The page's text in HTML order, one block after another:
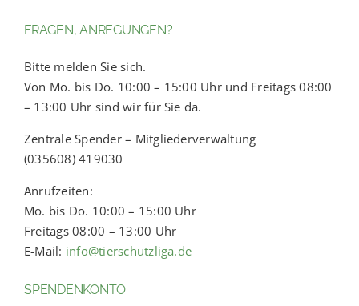
FRAGEN, ANREGUNGEN?
Bitte melden Sie sich.
Von Mo. bis Do. 10:00 – 15:00 Uhr und Freitags 08:00
– 13:00 Uhr sind wir für Sie da.
Zentrale Spender – Mitgliederverwaltung
(035608) 419030
Anrufzeiten:
Mo. bis Do. 10:00 – 15:00 Uhr
Freitags 08:00 – 13:00 Uhr
E-Mail: info@tierschutzliga.de
SPENDENKONTO